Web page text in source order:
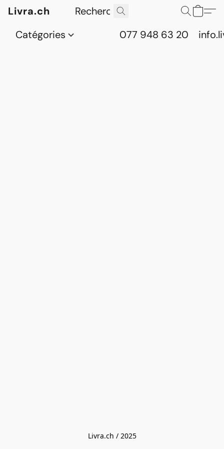
Livra.ch
Catégories
077 948 63 20
Livra.ch / 2025